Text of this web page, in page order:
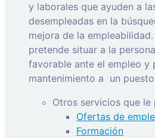
y laborales que ayuden a
desempleadas en la
mejora de la
pretende situar a la
favorable ante el empleo y
mantenimiento a un
Otros servicios que le
Ofertas de
Formación